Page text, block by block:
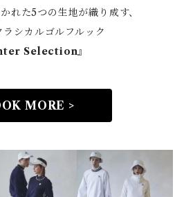
れた5つの生地が織り成す、
シカルゴルフルック
Selection』
MORE >